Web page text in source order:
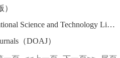
國家科技圖書文獻中心(National Science and Technology Library...
（DOAJ）